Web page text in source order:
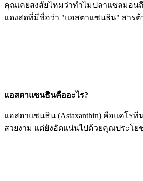
คุณเคยสงสัยไหมว่าทำไมปลาแซลมอน
แดงสดที่มีชื่อว่า "แอสตาแซนธิน" สาร
แอสตาแซนธินคืออะไร?
แอสตาแซนธิน (Astaxanthin) คือแคโร
สวยงาม แต่ยังอัดแน่นไปด้วยคุณประโย